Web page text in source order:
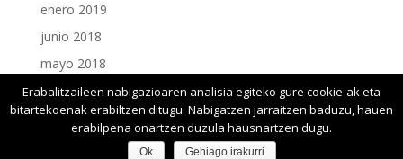
enero 2019
junio 2018
mayo 2018
enero 2018
Erabalitzaileen nabigazioaren analisia egiteko gure cookie-ak eta
bitartekoenak erabiltzen ditugu. Nabigatzen jarraitzen baduzu, hauen
erabilpena onartzen duzula hausnartzen dugu.
Ok Gehiago irakurri